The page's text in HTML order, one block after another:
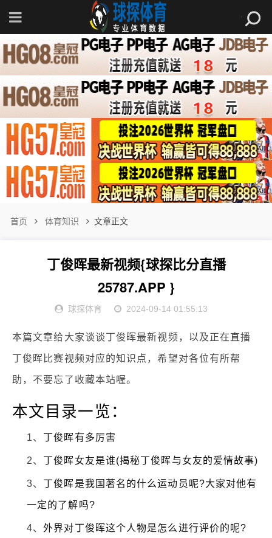
首页 体育知识 文章正文
丁俊晖最新视频{球探比分直播
25787.APP }
球探体育 2024-09-14 01:55:13
本篇文章给大家谈谈丁俊晖最新视频，以及正在直播
丁俊晖比赛视频对应的知识点，希望对各位有所帮
助，不要忘了收藏本站喔。
本文目录一览：
1、 丁俊晖有多厉害
2、 丁俊晖女友是谁(揭秘丁俊晖与女友的爱情故事)
3、 丁俊晖是我国著名的什么运动员呢?大家对他有
一定的了解吗?
4、外界对丁俊晖这个人物是怎么进行评价的呢?